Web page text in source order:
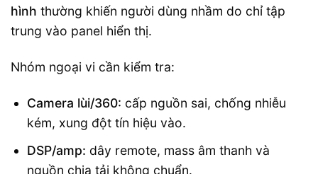
hình thường khiến người dùng nhầm do chỉ tập
trung vào panel hiển thị.
Nhóm ngoại vi cần kiểm tra:
Camera lùi/360: cấp nguồn sai, chống nhiễu
kém, xung đột tín hiệu vào.
DSP/amp: dây remote, mass âm thanh và
nguồn chia tải không chuẩn.